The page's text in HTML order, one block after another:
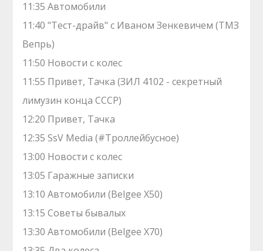
11:35 Автомобили
11:40 "Тест-драйв" с Иваном Зенкевичем (ТМЗ
Вепрь)
11:50 Новости с колес
11:55 Привет, Тачка (ЗИЛ 4102 - секретный
лимузин конца СССР)
12:20 Привет, Тачка
12:35 SsV Media (#Троллейбусное)
13:00 Новости с колес
13:05 Гаражные записки
13:10 Автомобили (Belgee X50)
13:15 Советы бывалых
13:30 Автомобили (Belgee X70)